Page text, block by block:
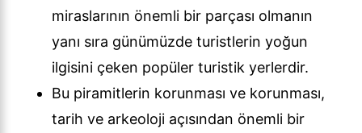
miraslarının önemli bir parçası olmanın
yanı sıra günümüzde turistlerin yoğun
ilgisini çeken popüler turistik yerlerdir.
Bu piramitlerin korunması ve korunması,
tarih ve arkeoloji açısından önemli bir